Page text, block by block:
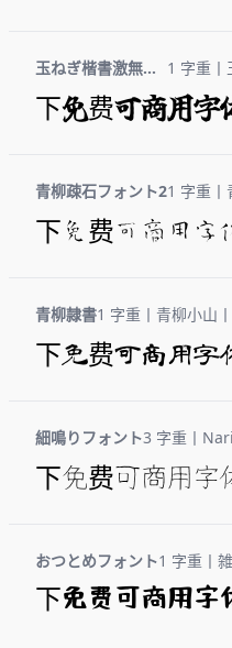
玉ねぎ楷書激無料版v7 1 字重 丨
下免费可商用字
青柳疎石フォント21 字重 丨
下免费可商用字
青柳隷書1 字重 丨 青柳小山 丨
下免费可商用字
細鳴りフォント3 字重 丨
下免费可商用字
おつとめフォント1 字重 丨
下免费可商用